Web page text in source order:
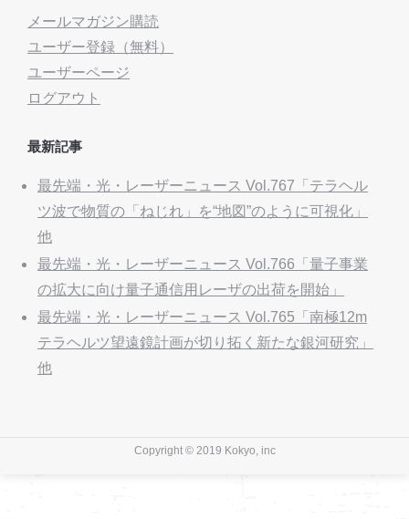
メールマガジン購読
ユーザー登録（無料）
ユーザーページ
ログアウト
最新記事
最先端・光・レーザーニュース Vol.767「テラヘル
ツ波で物質の「ねじれ」を“地図”のように可視化」
他
最先端・光・レーザーニュース Vol.766「量子事業
の拡大に向け量子通信用レーザの出荷を開始」
最先端・光・レーザーニュース Vol.765「南極12m
テラヘルツ望遠鏡計画が切り拓く新たな銀河研究」
他
Copyright © 2019 Kokyo, inc